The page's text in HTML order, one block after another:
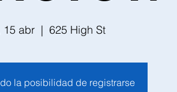
15 abr
  |
625 High St
la posibilidad de registrarse